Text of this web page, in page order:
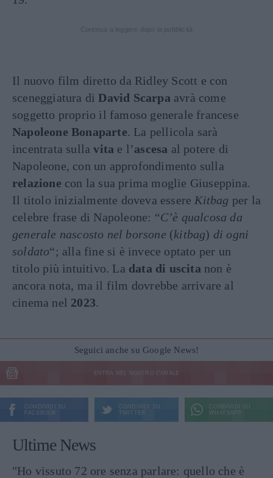
Il nuovo film diretto da Ridley Scott e con
sceneggiatura diDavid Scarpa avrà come
soggetto proprio il famoso generale francese
Napoleone Bonaparte. La pellicola sarà
incentrata sullavita e l’ascesa al potere di
Napoleone, con un approfondimento sulla
relazione con la sua prima moglie Giuseppina.
Il titolo inizialmente doveva essere Kitbag per la
celebre frase di Napoleone: “C’è qualcosa da
generale nascosto nel borsone (kitbag) di ogni
soldato“; alla fine si è invece optato per un
titolo più intuitivo. La data di uscita non è
ancora nota, ma il film dovrebbe arrivare al
cinema nel 2023.
Seguici anche su Google News!
ENTRA NEL NOSTRO CANALE
CONDIVIDI SU
FACEBOOK
CONDIVIDI SU
TWITTER
CONDIVIDI SU
WHATSAPP
Ultime News
"Ho vissuto 72 ore senza parlare: quello che è